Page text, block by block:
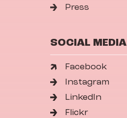
Press
SOCIAL MEDIA
Facebook
Instagram
LinkedIn
Flickr